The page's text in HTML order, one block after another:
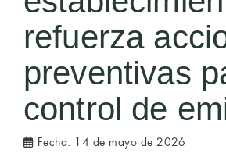
refuerza
preventivas
control de
Fecha: 14 de mayo de 2026